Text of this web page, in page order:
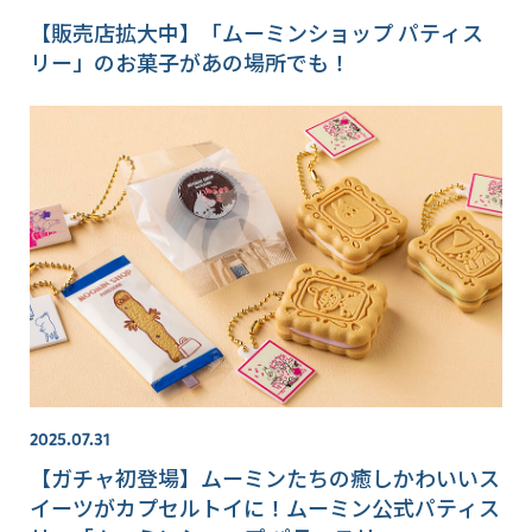
【販売店拡大中】「ムーミンショップ パティス
リー」のお菓子があの場所でも！
2025.07.31
【ガチャ初登場】ムーミンたちの癒しかわいいス
イーツがカプセルトイに！ムーミン公式パティス